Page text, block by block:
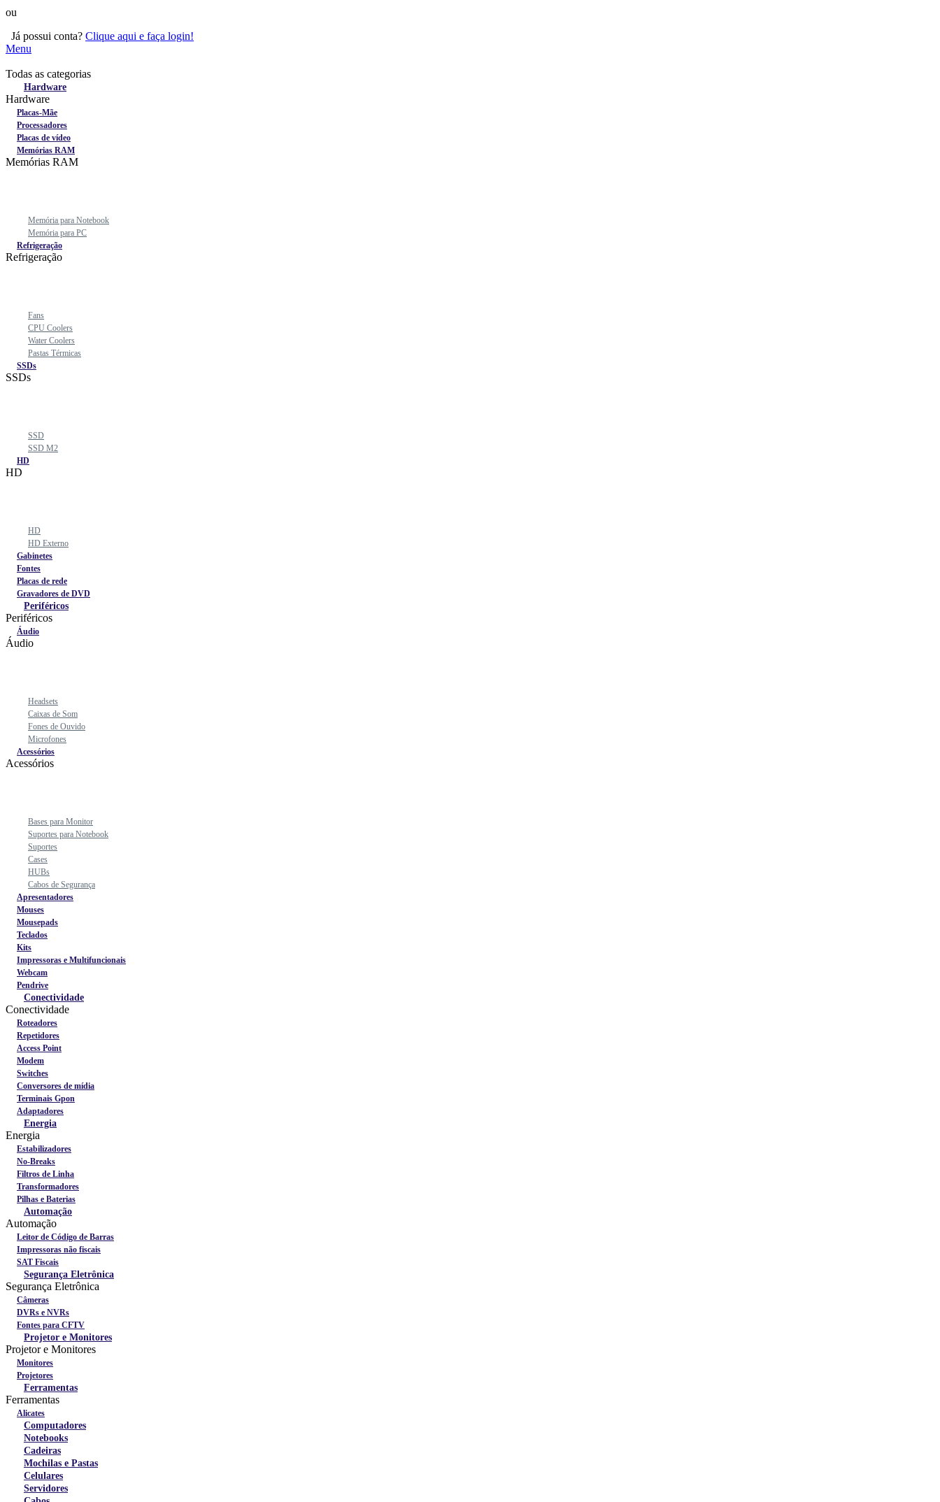
ou
Já possui conta? Clique aqui e faça login!
Menu
Todas as categorias
Hardware
Hardware
Placas-Mãe
Processadores
Placas de vídeo
Memórias RAM
Memórias RAM
Memória para Notebook
Memória para PC
Refrigeração
Refrigeração
Fans
CPU Coolers
Water Coolers
Pastas Térmicas
SSDs
SSDs
SSD
SSD M2
HD
HD
HD
HD Externo
Gabinetes
Fontes
Placas de rede
Gravadores de DVD
Periféricos
Periféricos
Áudio
Áudio
Headsets
Caixas de Som
Fones de Ouvido
Microfones
Acessórios
Acessórios
Bases para Monitor
Suportes para Notebook
Suportes
Cases
HUBs
Cabos de Segurança
Apresentadores
Mouses
Mousepads
Teclados
Kits
Impressoras e Multifuncionais
Webcam
Pendrive
Conectividade
Conectividade
Roteadores
Repetidores
Access Point
Modem
Switches
Conversores de mídia
Terminais Gpon
Adaptadores
Energia
Energia
Estabilizadores
No-Breaks
Filtros de Linha
Transformadores
Pilhas e Baterias
Automação
Automação
Leitor de Código de Barras
Impressoras não fiscais
SAT Fiscais
Segurança Eletrônica
Segurança Eletrônica
Câmeras
DVRs e NVRs
Fontes para CFTV
Projetor e Monitores
Projetor e Monitores
Monitores
Projetores
Ferramentas
Ferramentas
Alicates
Computadores
Notebooks
Cadeiras
Mochilas e Pastas
Celulares
Servidores